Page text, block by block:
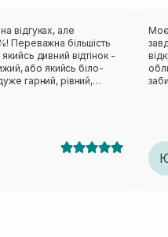
відгуках, але
Переважна більшість
дивний відтінок -
або якийсь біло-
гарний, рівний,
Моє